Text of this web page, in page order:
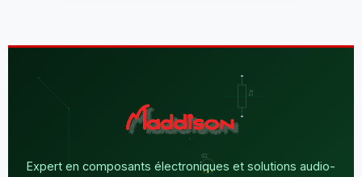
Expert en composants électroniques et solutions audio-